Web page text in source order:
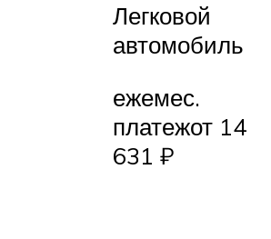
Легковой
автомобиль
ежемес.
платежот 14
631 ₽